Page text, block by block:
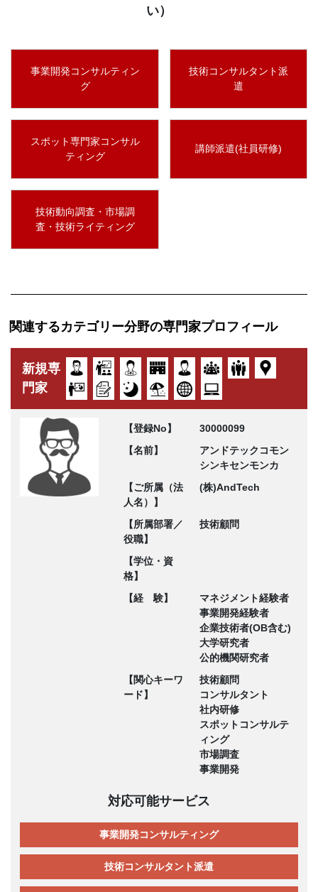
い）
事業開発コンサルティン
グ
技術コンサルタント派
遣
スポット専門家コンサル
ティング
講師派遣(社員研修)
技術動向調査・市場調
査・技術ライティング
関連するカテゴリー分野の専門家プロフィール
新規専
門家
【登録No】
30000099
【名前】
アンドテックコモン
シンキセンモンカ
【ご所属（法
人名）】
(株)AndTech
【所属部署／
役職】
技術顧問
【学位・資
格】
【経 験】
マネジメント経験者
事業開発経験者
企業技術者(OB含む)
大学研究者
公的機関研究者
【関心キーワ
ード】
技術顧問
コンサルタント
社内研修
スポットコンサルテ
ィング
市場調査
事業開発
対応可能サービス
事業開発コンサルティング
技術コンサルタント派遣